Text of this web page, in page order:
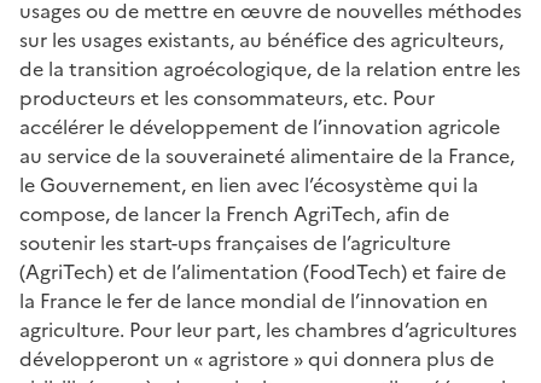
usages ou de mettre en œuvre de nouvelles méthodes
sur les usages existants, au bénéfice des agriculteurs,
de la transition agroécologique, de la relation entre les
producteurs et les consommateurs, etc. Pour
accélérer le développement de l’innovation agricole
au service de la souveraineté alimentaire de la France,
le Gouvernement, en lien avec l’écosystème qui la
compose, de lancer la French AgriTech, afin de
soutenir les start-ups françaises de l’agriculture
(AgriTech) et de l’alimentation (FoodTech) et faire de
la France le fer de lance mondial de l’innovation en
agriculture. Pour leur part, les chambres d’agricultures
développeront un « agristore » qui donnera plus de